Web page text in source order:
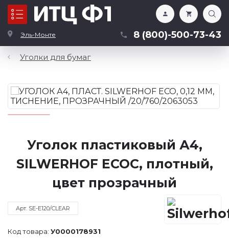
Эль-Монте 8 (800)-500-73-43
Каталог
Уголки для бумаг
Уголок пластиковый А4,
SILWERHOF ECOC, плотный,
цвет прозрачный
Арт. SE-E120/CLEAR
Код товара: У0000178931